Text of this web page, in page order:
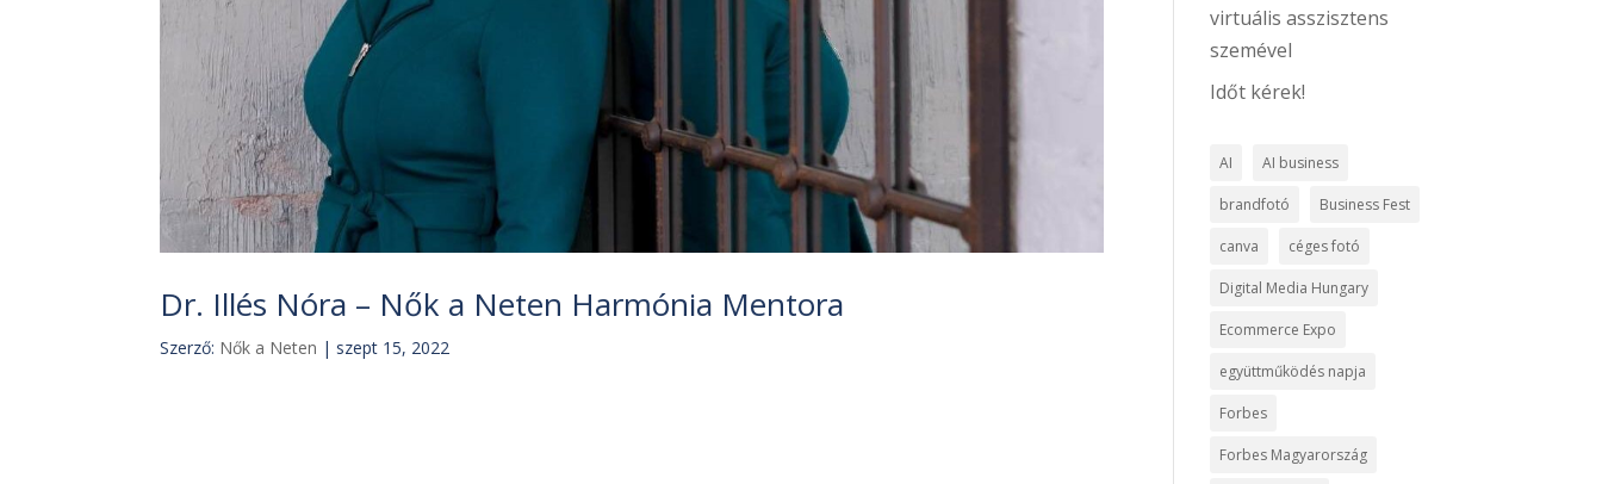
Dr. Illés Nóra – Nők a Neten Harmónia Mentora
Szerző: Nők a Neten | szept 15, 2022
virtuális asszisztens
szemével
Időt kérek!
AI AI business
brandfotó Business Fest
canva céges fotó
Digital Media Hungary
Ecommerce Expo
együttműködés napja
Forbes
Forbes Magyarország